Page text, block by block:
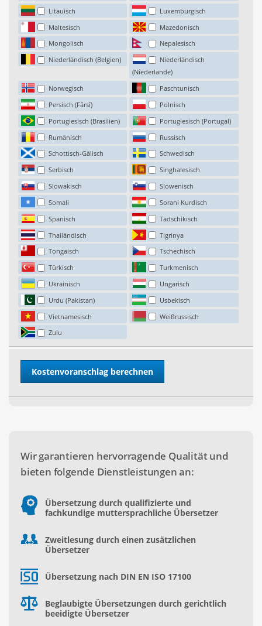
Litauisch
Luxemburgisch
Maltesisch
Mazedonisch
Mongolisch
Nepalesisch
Niederländisch (Belgien)
Niederländisch
(Niederlande)
Norwegisch
Paschtunisch
Persisch (Fārsī)
Polnisch
Portugiesisch (Brasilien)
Portugiesisch (Portugal)
Rumänisch
Russisch
Schottisch-Gälisch
Schwedisch
Serbisch
Singhalesisch
Slowakisch
Slowenisch
Somali
Sorani Kurdisch
Spanisch
Tadschikisch
Thailändisch
Tigrinya
Tongaisch
Tschechisch
Türkisch
Turkmenisch
Ukrainisch
Ungarisch
Urdu (Pakistan)
Usbekisch
Vietnamesisch
Weißrussisch
Zulu
Wir garantieren hervorragende Qualität und
bieten folgende Dienstleistungen an:
Übersetzung durch qualifizierte und
fachkundige muttersprachliche Übersetzer
Zweitlesung durch einen zusätzlichen
Übersetzer
Übersetzung nach DIN EN ISO 17100
Beglaubigte Übersetzungen durch gerichtlich
beeidigte Übersetzer